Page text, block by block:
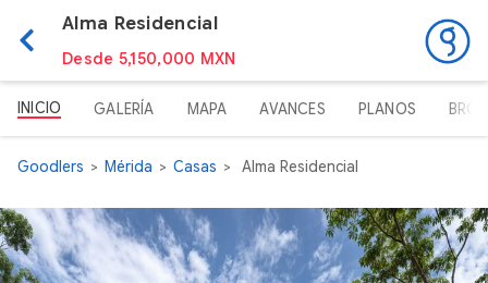
Alma Residencial
Desde 5,150,000 MXN
INICIO GALERÍA MAPA AVANCES PLANOS
Goodlers Mérida Casas Alma Residencial